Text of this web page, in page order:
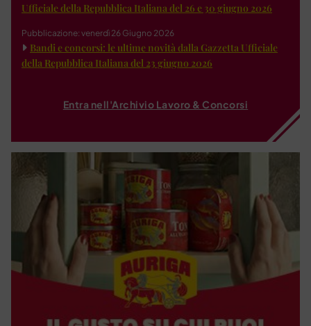
Ufficiale della Repubblica Italiana del 26 e 30 giugno 2026
Pubblicazione: venerdì 26 Giugno 2026
Bandi e concorsi: le ultime novità dalla Gazzetta Ufficiale
della Repubblica Italiana del 23 giugno 2026
Entra nell'Archivio Lavoro & Concorsi